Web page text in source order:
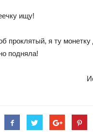
ищу!
проклятый, я ту монетку
подняла!